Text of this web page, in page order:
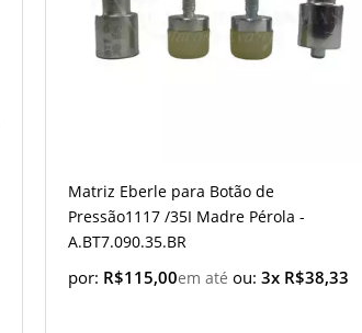
Matriz Eberle para Botão de
Pressão1117 /35I Madre Pérola -
A.BT7.090.35.BR
por: R$115,00 ou: 3x R$38,33